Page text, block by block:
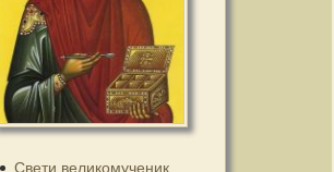
Свети великомученик